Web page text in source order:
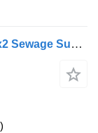
Sinotruk Howo Used Sinotruk Howo 4x2 Sewage Suction Truck for Sale